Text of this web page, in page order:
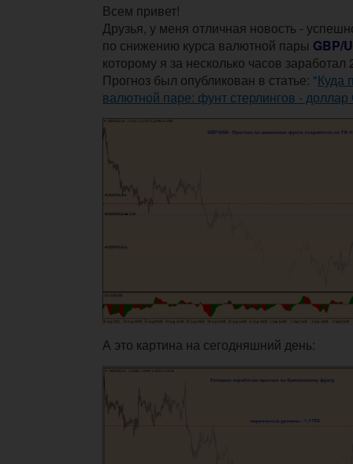
Всем привет!
Друзья, у меня отличная новость -
по снижению курса валютной пары GBP/
которому я за несколько часов
Прогноз был опубликован в статье: "Куда
валютной паре: фунт стерлингов -
А это картина на сегодняшний день: